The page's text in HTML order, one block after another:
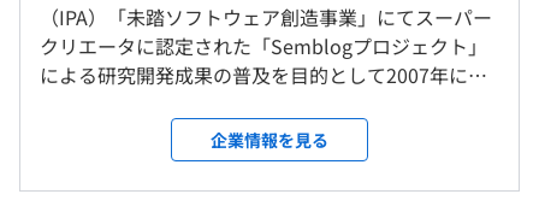
技術書やPC環境の整備のための手当あり
・社員持ち回りでのライトニングトークの実施
・外部の勉強会の推奨
勉強会に積極的に参加してもらえるよう、費用は会社で
負担します（事前に稟議は必要です）
受動喫煙防止措置に関する事項
敷地内禁煙
平均残業時間：11時間/月（新卒者は基本的に6ヶ月間は
残業自体発生しません）
研修の有無及び内容
自己啓発支援の有無及びその内容
メンター制度の有無
キャリアコンサルティング制度の有無及びその内容
なし
（IPA）「未踏ソフトウェア創造事業」にてスーパー
クリエータに認定された「Semblogプロジェクト」
による研究開発成果の普及を目的として2007年に設
手掛けています。 弊社の特徴は創業者をはじめ、物
作りにストイックに取り組むエンジニア、クリエータ
ーが集結していること ものづくりが楽しくて仕方が
企業情報を見る